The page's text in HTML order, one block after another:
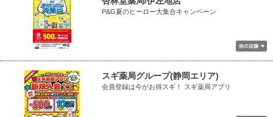
P&G夏のヒーロー大集合キャンペーン
スギ薬局グループ(静岡エリア)
会員登録は今がお得スギ！ スギ薬局アプリ